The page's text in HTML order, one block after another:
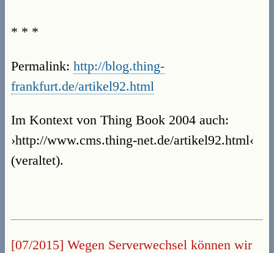
* * *
Permalink: http://blog.thing-
frankfurt.de/artikel92.html
Im Kontext von Thing Book 2004 auch:
›http://www.cms.thing-net.de/artikel92.html‹
(veraltet).
[07/2015] Wegen Serverwechsel können wir